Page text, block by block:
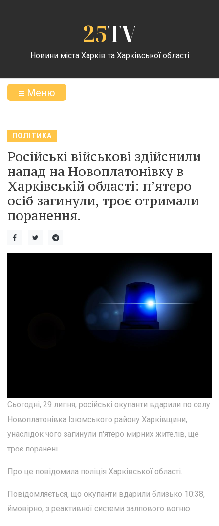
25TV
Новини міста Харків та Харківської області
Меню
ПОЛІТИКА
Російські військові здійснили
напад на Новоплатонівку в
Харківській області: п’ятеро
осіб загинули, троє отримали
поранення.
Сьогодні, 29 липня, російські окупанти вдарили по селу
Новоплатонівка Ізюмського району Харківщини,
унаслідок чого загинули п'ятеро мирних жителів, ще
троє поранені.
Про це повідомила поліція Харківської області.
Повідомляється, що окупанти вдарили близько 10:38,
ймовірно, з реактивної системи залпового вогню.